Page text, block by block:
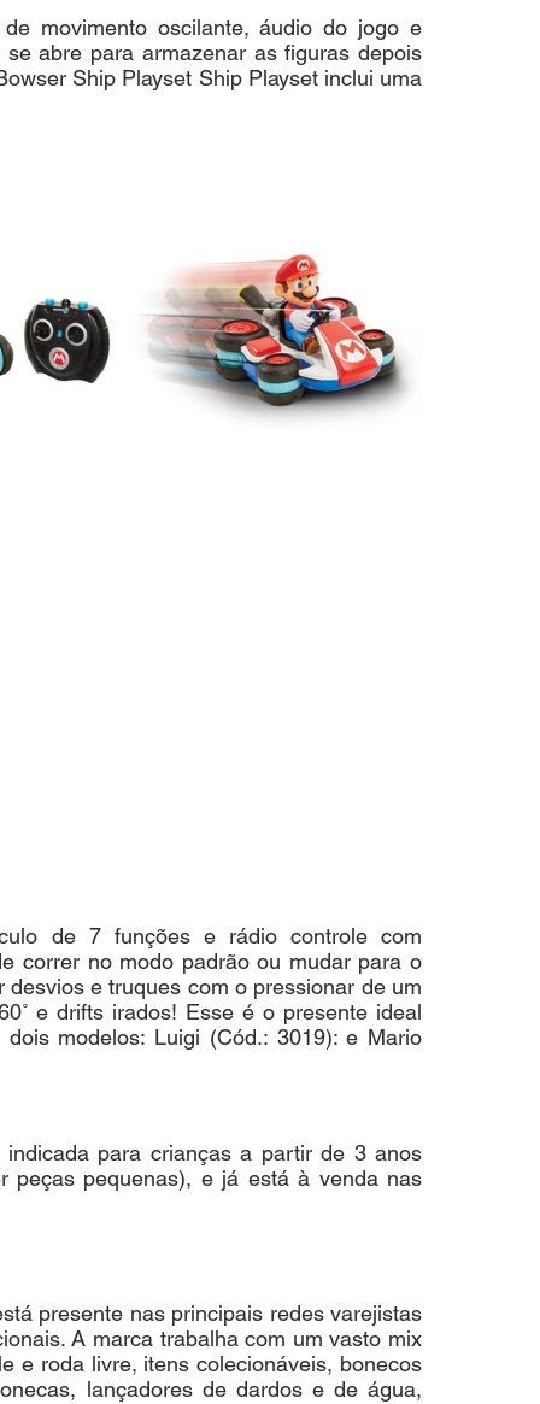
movimento oscilante, áudio do jogo e
abre para armazenar as figuras depois
Ship Playset Ship Playset inclui uma
de 7 funções e rádio controle com
correr no modo padrão ou mudar para o
e truques com o pressionar de um
e drifts irados! Esse é o presente ideal
modelos: Luigi (Cód.: 3019): e Mario
para crianças a partir de 3 anos
peças pequenas), e já está à venda nas
presente nas principais redes varejistas
A marca trabalha com um vasto mix
e roda livre, itens colecionáveis, bonecos
lançadores de dardos e de água,